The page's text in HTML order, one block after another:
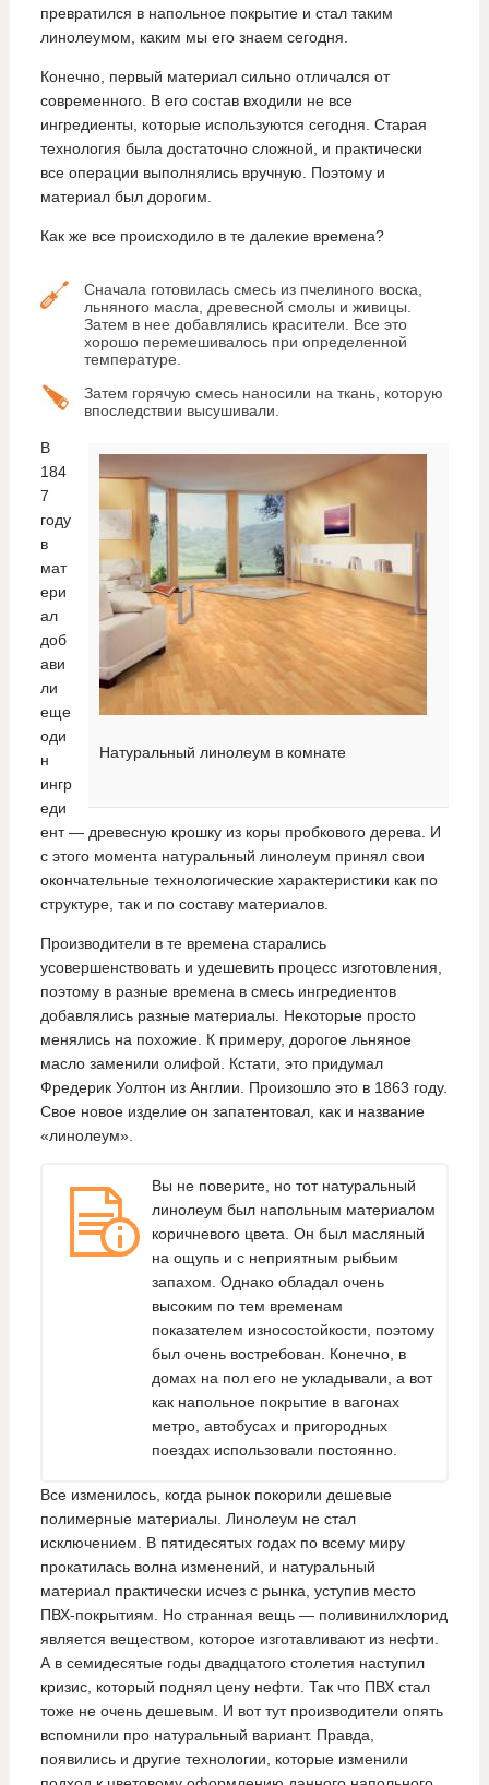
превратился в напольное покрытие и стал таким
линолеумом, каким мы его знаем сегодня.
Конечно, первый материал сильно отличался от
современного. В его состав входили не все
ингредиенты, которые используются сегодня. Старая
технология была достаточно сложной, и практически
все операции выполнялись вручную. Поэтому и
материал был дорогим.
Как же все происходило в те далекие времена?
Сначала готовилась смесь из пчелиного воска,
льняного масла, древесной смолы и живицы.
Затем в нее добавлялись красители. Все это
хорошо перемешивалось при определенной
температуре.
Затем горячую смесь наносили на ткань, которую
впоследствии высушивали.
Натуральный линолеум в комнате
В
184
7
году
в
мат
ери
ал
доб
ави
ли
еще
оди
н
ингр
еди
ент — древесную крошку из коры пробкового дерева. И
с этого момента натуральный линолеум принял свои
окончательные технологические характеристики как по
структуре, так и по составу материалов.
Производители в те времена старались
усовершенствовать и удешевить процесс изготовления,
поэтому в разные времена в смесь ингредиентов
добавлялись разные материалы. Некоторые просто
менялись на похожие. К примеру, дорогое льняное
масло заменили олифой. Кстати, это придумал
Фредерик Уолтон из Англии. Произошло это в 1863 году.
Свое новое изделие он запатентовал, как и название
«линолеум».
Вы не поверите, но тот натуральный
линолеум был напольным материалом
коричневого цвета. Он был масляный
на ощупь и с неприятным рыбьим
запахом. Однако обладал очень
высоким по тем временам
показателем износостойкости, поэтому
был очень востребован. Конечно, в
домах на пол его не укладывали, а вот
как напольное покрытие в вагонах
метро, автобусах и пригородных
поездах использовали постоянно.
Все изменилось, когда рынок покорили дешевые
полимерные материалы. Линолеум не стал
исключением. В пятидесятых годах по всему миру
прокатилась волна изменений, и натуральный
материал практически исчез с рынка, уступив место
ПВХ-покрытиям. Но странная вещь — поливинилхлорид
является веществом, которое изготавливают из нефти.
А в семидесятые годы двадцатого столетия наступил
кризис, который поднял цену нефти. Так что ПВХ стал
тоже не очень дешевым. И вот тут производители опять
вспомнили про натуральный вариант. Правда,
появились и другие технологии, которые изменили